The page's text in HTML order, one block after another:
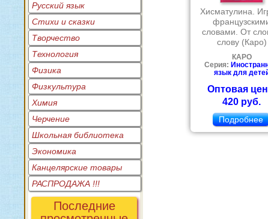
Русский язык
Стихи и сказки
Творчество
Технология
Физика
Физкультура
Химия
Черчение
Школьная библиотека
Экономика
Канцелярские товары
РАСПРОДАЖА !!!
Последние
Хисматулина.
словами. От
слову (Каро)
КАРО
Серия:
язык для
Оптовая
420 руб.
Подробнее